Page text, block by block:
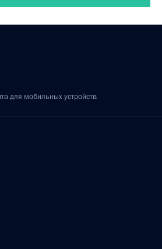
для мобильных устройств